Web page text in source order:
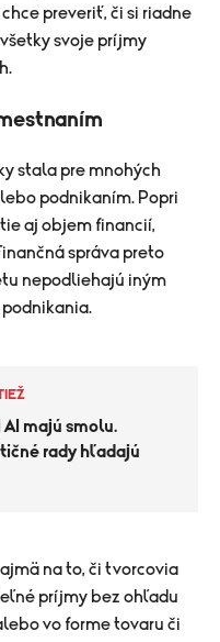
preveriť, či si riadne
svoje príjmy
stala pre mnohých
podnikaním. Popri
aj objem financií,
správa preto
nepodliehajú iným
AI majú smolu.
rady hľadajú
na to, či tvorcovia
príjmy bez ohľadu
vo forme tovaru či